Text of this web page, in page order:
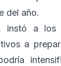
del año.
instó a los
a